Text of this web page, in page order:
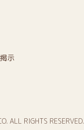
示
ALL RIGHTS RESERVED.